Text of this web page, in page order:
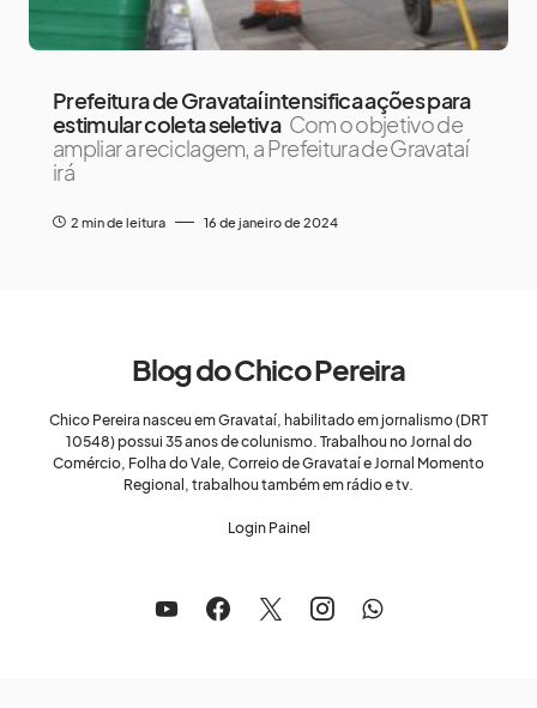
Prefeitura de Gravataí intensifica ações para
estimular coleta seletiva Com o objetivo de
ampliar a reciclagem, a Prefeitura de Gravataí
irá
2 min de leitura 16 de janeiro de 2024
Blog do Chico Pereira
Chico Pereira nasceu em Gravataí, habilitado em jornalismo (DRT
10548) possui 35 anos de colunismo. Trabalhou no Jornal do
Comércio, Folha do Vale, Correio de Gravataí e Jornal Momento
Regional, trabalhou também em rádio e tv.
Login Painel